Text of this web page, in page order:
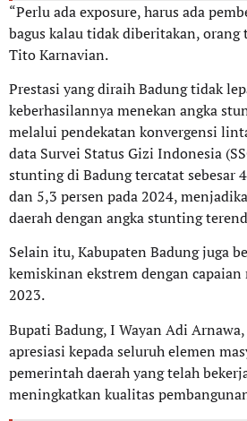
“Perlu ada exposure, harus ada
bagus kalau tidak diberitakan, orang
Tito Karnavian.
Prestasi yang diraih Badung tidak
keberhasilannya menekan angka
melalui pendekatan konvergensi
data Survei Status Gizi Indonesia
stunting di Badung tercatat sebesar
dan 5,3 persen pada 2024,
daerah dengan angka stunting
Selain itu, Kabupaten Badung juga
kemiskinan ekstrem dengan
2023.
Bupati Badung, I Wayan Adi
apresiasi kepada seluruh elemen
pemerintah daerah yang telah
meningkatkan kualitas